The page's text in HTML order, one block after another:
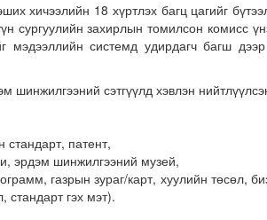
хичээлийн 18 хүртлэх багц цагийг
сургуулийн захирлын томилсон комисс
мэдээллийн системд удирдагч багш
шинжилгээний сэтгүүлд хэвлэн
стандарт, патент,
эрдэм шинжилгээний музей,
газрын зураг/карт, хуулийн төсөл,
гэх мэт).